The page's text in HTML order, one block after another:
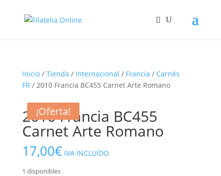
Inicio/ Tienda / Internacional / Francia / Carnés
FR/ 2010 Francia BC455 Carnet Arte Romano
2010 Francia BC455
Carnet Arte Romano
17,00€ IVA INCLUÍDO
1 disponibles
¡Oferta!
¡Oferta!